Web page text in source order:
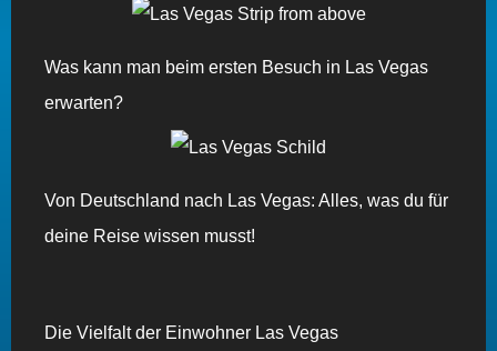
Was kann man beim ersten Besuch in Las Vegas
erwarten?
Von Deutschland nach Las Vegas: Alles, was du für
deine Reise wissen musst!
Die Vielfalt der Einwohner Las Vegas